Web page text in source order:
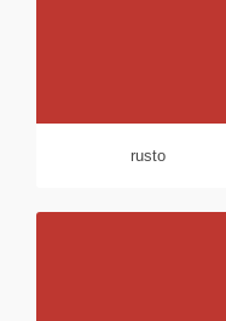
rusto